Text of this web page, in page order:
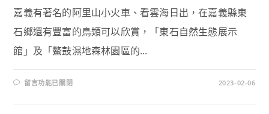
嘉義有著名的阿里山小火車、看雲海日出，在嘉義縣東
石鄉還有豐富的鳥類可以欣賞，「東石自然生態展示
館」及「鰲鼓濕地森林園區的...
在
〈生
留言功能已關閉 2023-02-06